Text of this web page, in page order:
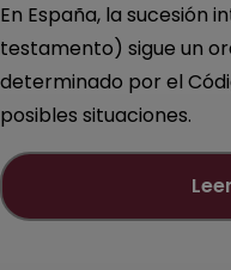
En España, la sucesión intestada (cuando no hay
testamento) sigue un
determinado por el
posibles situaciones.